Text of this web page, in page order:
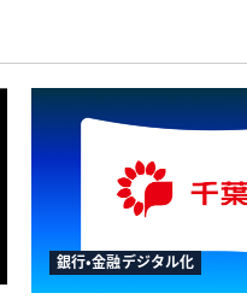
銀行・金融デジタル化